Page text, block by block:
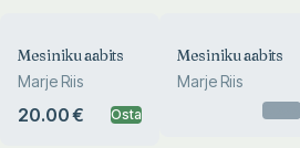
Mesiniku aabits
Marje Riis
20.00 € Osta
Mesiniku aabits
Marje Riis